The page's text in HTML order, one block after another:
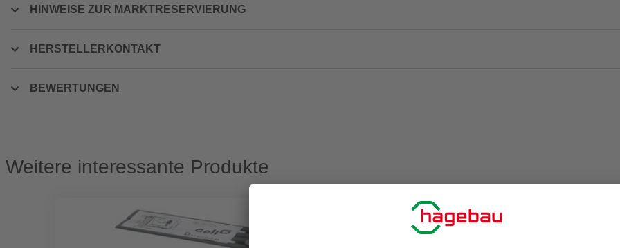
HINWEISE ZUR MARKTRESERVIERUNG
HERSTELLERKONTAKT
BEWERTUNGEN
Weitere interessante Produkte